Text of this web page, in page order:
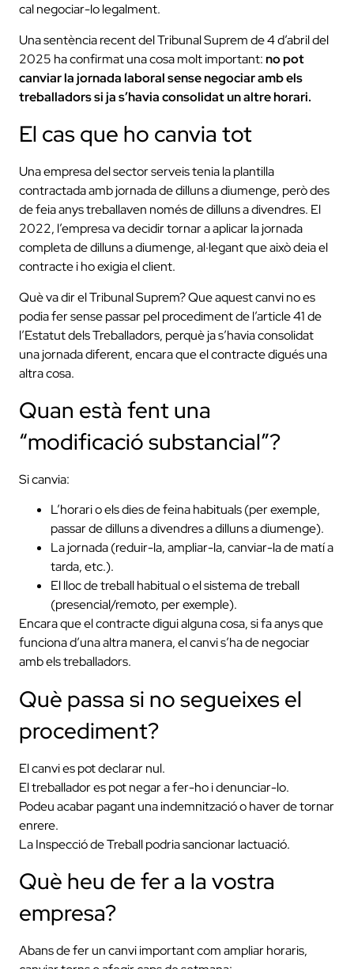
cal negociar-lo legalment.
Una sentència recent del Tribunal Suprem de 4 d’abril del
2025 ha confirmat una cosa molt important:no pot
canviar la jornada laboral sense negociar amb els
treballadors si ja s’havia consolidat un altre horari.
El cas que ho canvia tot
Una empresa del sector serveis tenia la plantilla
contractada amb jornada de dilluns a diumenge, però des
de feia anys treballaven només de dilluns a divendres. El
2022, l’empresa va decidir tornar a aplicar la jornada
completa de dilluns a diumenge, al·legant que això deia el
contracte i ho exigia el client.
Què va dir el Tribunal Suprem? Que aquest canvi no es
podia fer sense passar pel procediment de l’article 41 de
l’Estatut dels Treballadors, perquè ja s’havia consolidat
una jornada diferent, encara que el contracte digués una
altra cosa.
Quan està fent una
“modificació substancial”?
Si canvia:
L’horari o els dies de feina habituals (per exemple,
passar de dilluns a divendres a dilluns a diumenge).
La jornada (reduir-la, ampliar-la, canviar-la de matí a
tarda, etc.).
El lloc de treball habitual o el sistema de treball
(presencial/remoto, per exemple).
Encara que el contracte digui alguna cosa, si fa anys que
funciona d’una altra manera, el canvi s’ha de negociar
amb els treballadors.
Què passa si no segueixes el
procediment?
El canvi es pot declarar nul.
El treballador es pot negar a fer-ho i denunciar-lo.
Podeu acabar pagant una indemnització o haver de tornar
enrere.
La Inspecció de Treball podria sancionar lactuació.
Què heu de fer a la vostra
empresa?
Abans de fer un canvi important com ampliar horaris,